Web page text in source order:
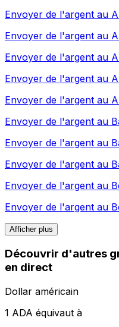
Envoyer de l'argent au
Envoyer de l'argent au
Envoyer de l'argent au
Envoyer de l'argent au
Envoyer de l'argent au
Envoyer de l'argent au
Envoyer de l'argent au
Envoyer de l'argent au
Envoyer de l'argent au
Envoyer de l'argent au
Afficher plus
Découvrir d'autres
en direct
Dollar américain
1 ADA équivaut à